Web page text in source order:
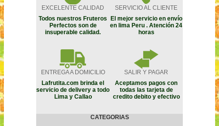
EXCELENTE CALIDAD
SERVICIO AL CLIENTE
Todos nuestros Fruteros
Perfectos son de
insuperable calidad.
El mejor servicio en envío
en lima Peru . Atención 24
horas
ENTREGA A DOMICILIO
SALIR Y PAGAR
Lafrutita.com brinda el
servicio de delivery a todo
Lima y Callao
Aceptamos pagos con
todas las tarjeta de
credito debito y efectivo
CATEGORIAS